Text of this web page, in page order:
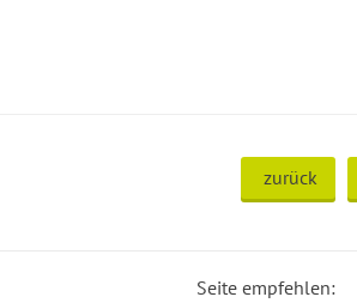
zurück
Seite empfehlen: